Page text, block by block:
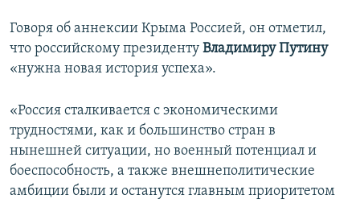
Говоря об аннексии Крыма Россией, он отметил,
что российскому президенту Владимиру Путину
«нужна новая история успеха».
«Россия сталкивается с экономическими
трудностями, как и большинство стран в
нынешней ситуации, но военный потенциал и
боеспособность, а также внешнеполитические
амбиции были и останутся главным приоритетом